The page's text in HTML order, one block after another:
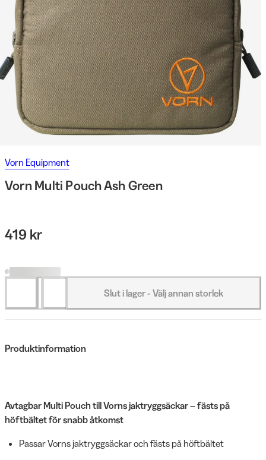
Vorn Equipment
Vorn Multi Pouch Ash Green
419 kr
Slut i lager - Välj annan storlek
Produktinformation
Avtagbar Multi Pouch till Vorns jaktryggsäckar – fästs på
höftbältet för snabb åtkomst
Passar Vorns jaktryggsäckar och fästs på höftbältet